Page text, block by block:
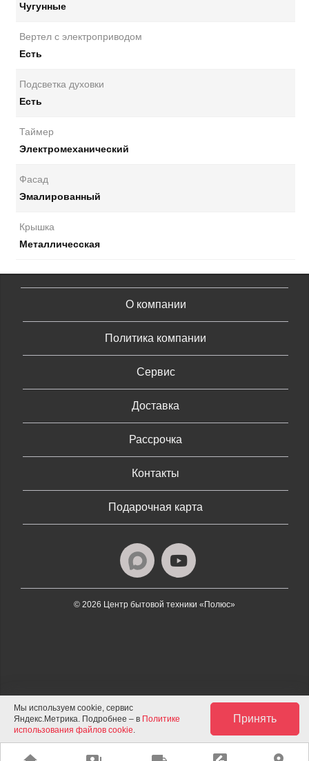
Чугунные
Вертел с электроприводом
Есть
Подсветка духовки
Есть
Таймер
Электромеханический
Фасад
Эмалированный
Крышка
Металличесская
О компании
Политика компании
Сервис
Доставка
Рассрочка
Контакты
Подарочная карта
© 2026 Центр бытовой техники «Полюс»
Мы используем cookie, сервис
Яндекс.Метрика. Подробнее – в Политике
использования файлов cookie.
Принять